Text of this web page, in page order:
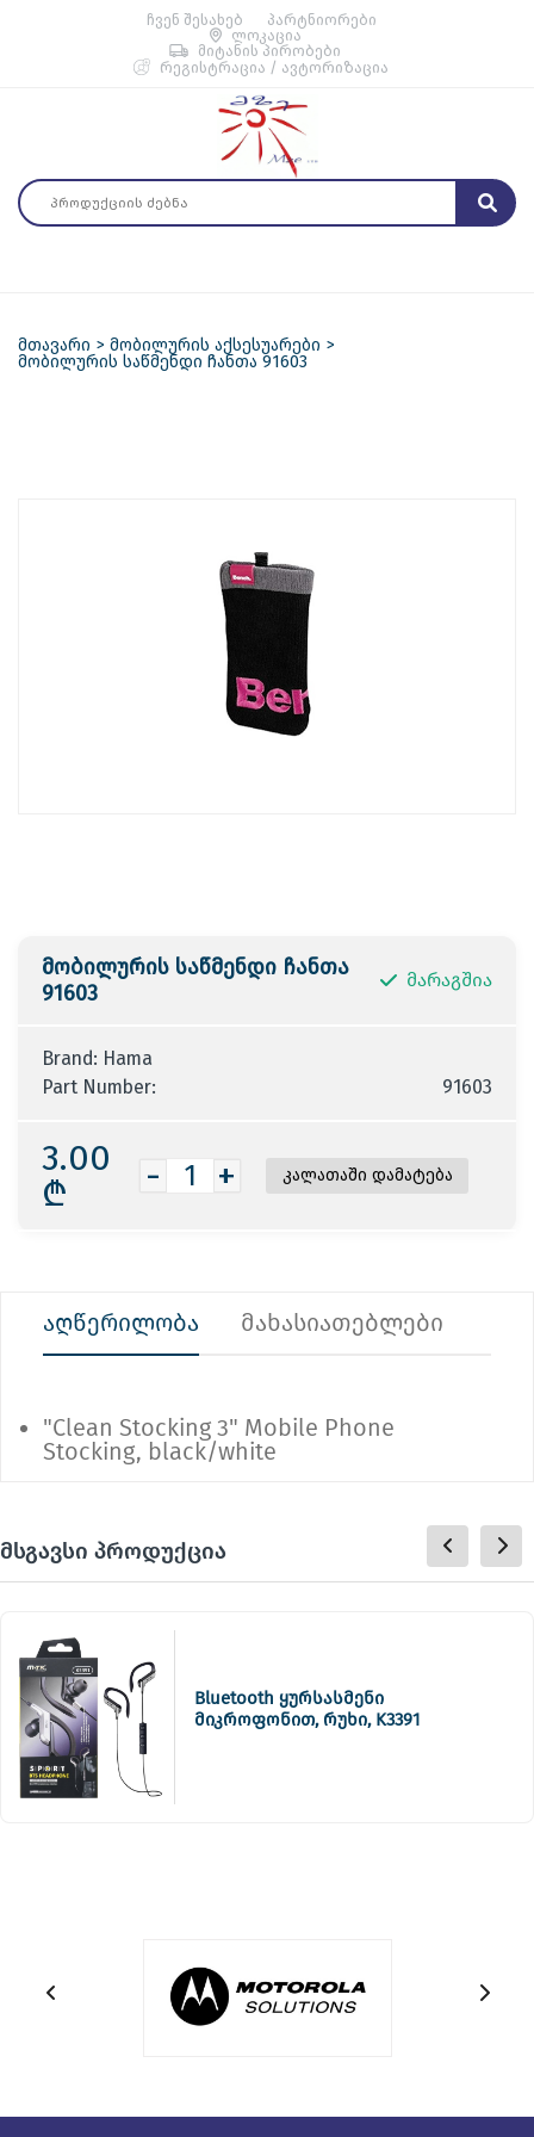
ჩვენ შესახებ
პარტნიორები
ლოკაცია
მიტანის პირობები
რეგისტრაცია / ავტორიზაცია
მთავარი
მობილურის აქსესუარები
მობილურის საწმენდი ჩანთა 91603
მობილურის საწმენდი ჩანთა
91603
მარაგშია
Brand: Hama
Part Number:
91603
3.00
₾
- +
აღწერილობა მახასიათებლები
"Clean Stocking 3" Mobile Phone
Stocking, black/white
მსგავსი პროდუქცია
Bluetooth ყურსასმენი
მიკროფონით, რუხი, K3391